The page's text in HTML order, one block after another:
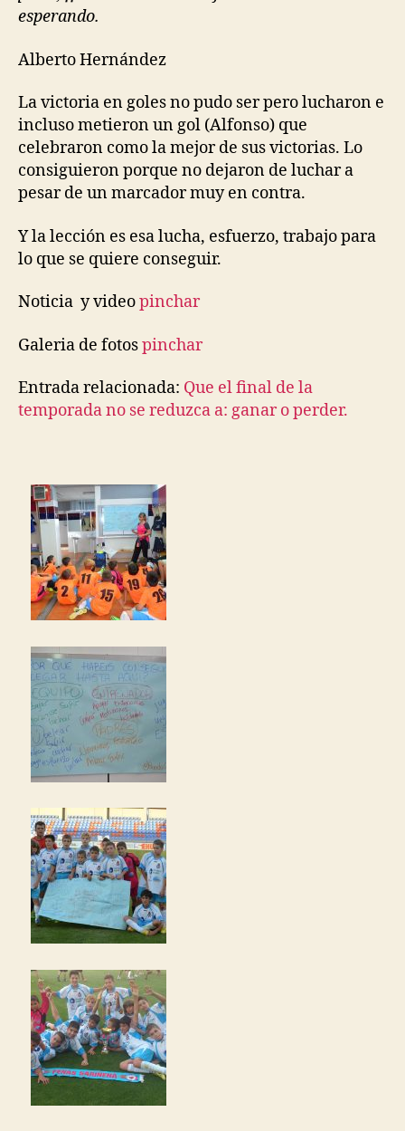
esperando.
Alberto Hernández
La victoria en goles no pudo ser pero lucharon e
incluso metieron un gol (Alfonso) que
celebraron como la mejor de sus victorias. Lo
consiguieron porque no dejaron de luchar a
pesar de un marcador muy en contra.
Y la lección es esa lucha, esfuerzo, trabajo para
lo que se quiere conseguir.
Noticia y videopinchar
Galeria de fotospinchar
Entrada relacionada: Que el final de la
temporada no se reduzca a: ganar o perder.